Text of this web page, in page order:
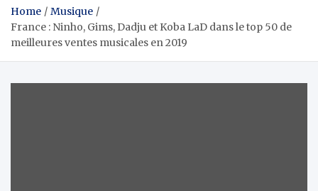
Home
Musique
France : Ninho, Gims, Dadju et Koba LaD dans le top 50 de
meilleures ventes musicales en 2019